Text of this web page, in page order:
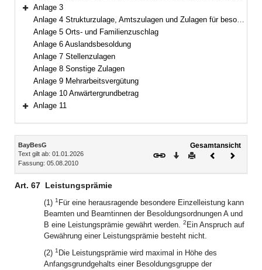
Bereich erweitern
Anlage 3
Anlage 4 Strukturzulage, Amtszulagen und Zulagen für besondere Berufsgruppen
Anlage 5 Orts- und Familienzuschlag
Anlage 6 Auslandsbesoldung
Anlage 7 Stellenzulagen
Anlage 8 Sonstige Zulagen
Anlage 9 Mehrarbeitsvergütung
Anlage 10 Anwärtergrundbetrag
Anlage 11
Inhalt
BayBesG
Text gilt ab: 01.01.2026
Fassung: 05.08.2010
Gesamtansicht
Download
DruckenVorheriges
Art. 67 Leistungsprämie
(1) 1 Für eine herausragende besondere Einzelleistung kann
Beamten und Beamtinnen der Besoldungsordnungen A und
B eine Leistungsprämie gewährt werden. 2 Ein Anspruch auf
Gewährung einer Leistungsprämie besteht nicht.
(2) 1 Die Leistungsprämie wird maximal in Höhe des
Anfangsgrundgehalts einer Besoldungsgruppe der